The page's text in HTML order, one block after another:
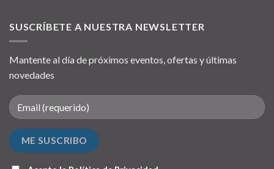
SUSCRÍBETE A NUESTRA NEWSLETTER
Mantente al día de próximos eventos, ofertas y últimas
novedades